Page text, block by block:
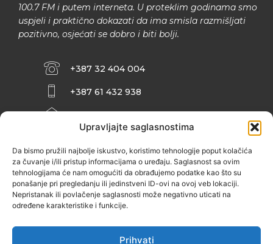
Upravljajte saglasnostima
Da bismo pružili najbolje iskustvo, koristimo tehnologije poput kolačića
za čuvanje i/ili pristup informacijama o uređaju. Saglasnost sa ovim
tehnologijama će nam omogućiti da obrađujemo podatke kao što su
ponašanje pri pregledanju ili jedinstveni ID-ovi na ovoj veb lokaciji.
Nepristanak ili povlačenje saglasnosti može negativno uticati na
određene karakteristike i funkcije.
Prihvati
100.7 FM i putem interneta. U proteklim godinama smo
uspjeli i praktično dokazati da ima smisla razmišljati
pozitivno, osjećati se dobro i biti bolji.
+387 32 404 004
+387 61 432 938
INFO@ZENIT.BA
ZENIČANKA, 3. SPRAT), 72000 ZENICA